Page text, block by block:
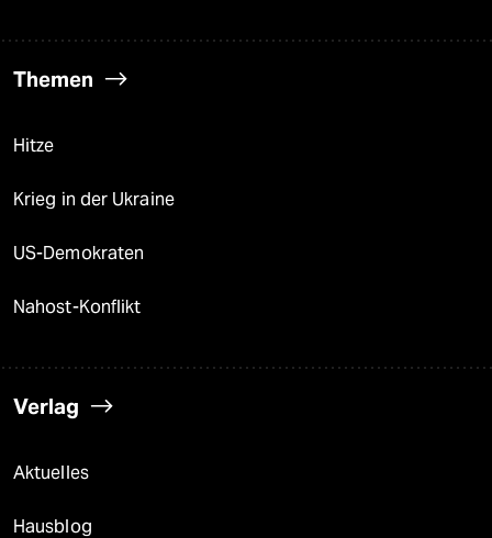
Themen
Hitze
Krieg in der Ukraine
US-Demokraten
Nahost-Konflikt
Verlag
Aktuelles
Hausblog